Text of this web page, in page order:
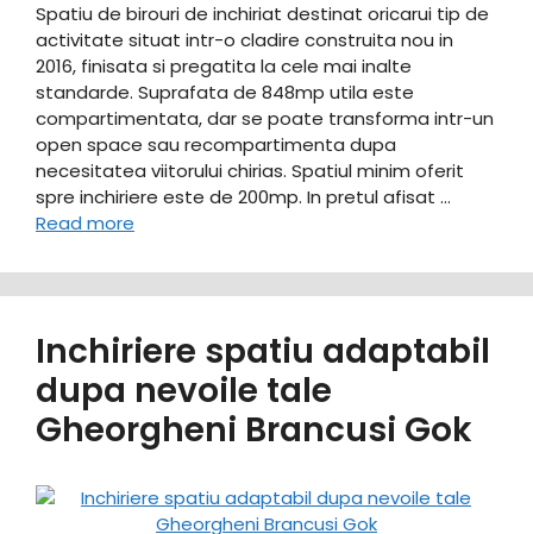
Spatiu de birouri de inchiriat destinat oricarui tip de
activitate situat intr-o cladire construita nou in
2016, finisata si pregatita la cele mai inalte
standarde. Suprafata de 848mp utila este
compartimentata, dar se poate transforma intr-un
open space sau recompartimenta dupa
necesitatea viitorului chirias. Spatiul minim oferit
spre inchiriere este de 200mp. In pretul afisat …
Read more
Inchiriere spatiu adaptabil
dupa nevoile tale
Gheorgheni Brancusi Gok